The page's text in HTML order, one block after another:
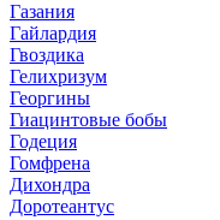
Газания
Гайлардия
Гвоздика
Гелихризум
Георгины
Гиацинтовые бобы
Годеция
Гомфрена
Дихондра
Доротеантус